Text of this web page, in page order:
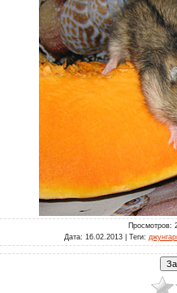
Просмотров:
Дата: 16.02.2013 | Теги: